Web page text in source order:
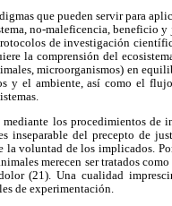
que pueden servir para
no-maleficencia, beneficio
de investigación
la comprensión del
microorganismos) en
y el ambiente, así como el
los procedimientos de
inseparable del precepto de
la voluntad de los implicados.
merecen ser tratados
(21). Una cualidad
de experimentación.